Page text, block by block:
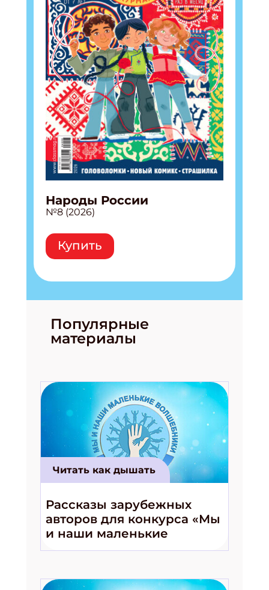
Народы России
№8 (2026)
Купить
Популярные
материалы
Читать как дышать
Рассказы зарубежных
авторов для конкурса «Мы
и наши маленькие
волшебники!»